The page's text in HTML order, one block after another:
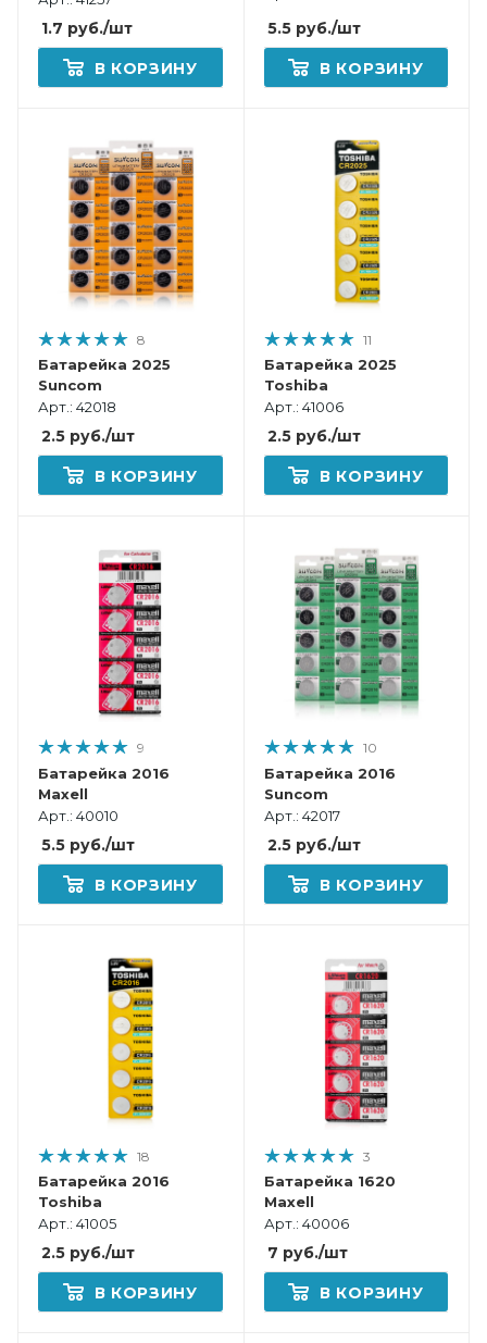
1.7 руб./шт
В КОРЗИНУ
5.5руб./шт
В КОРЗИНУ
8
Батарейка 2025
Suncom
Арт.: 42018
2.5 руб./шт
В КОРЗИНУ
11
Батарейка 2025
Toshiba
Арт.: 41006
2.5руб./шт
В КОРЗИНУ
9
Батарейка 2016
Maxell
Арт.: 40010
5.5 руб./шт
В КОРЗИНУ
10
Батарейка 2016
Suncom
Арт.: 42017
2.5руб./шт
В КОРЗИНУ
18
Батарейка 2016
Toshiba
Арт.: 41005
2.5 руб./шт
В КОРЗИНУ
3
Батарейка 1620
Maxell
Арт.: 40006
7 руб./шт
В КОРЗИНУ